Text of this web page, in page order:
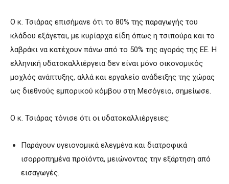
Ο κ. Τσιάρας επισήμανε ότι το 80% της παραγωγής του
κλάδου εξάγεται, με κυρίαρχα είδη όπως η τσιπούρα και το
λαβράκι να κατέχουν πάνω από το 50% της αγοράς της ΕΕ. Η
ελληνική υδατοκαλλιέργεια δεν είναι μόνο οικονομικός
μοχλός ανάπτυξης, αλλά και εργαλείο ανάδειξης της χώρας
ως διεθνούς εμπορικού κόμβου στη Μεσόγειο, σημείωσε.
Ο κ. Τσιάρας τόνισε ότι οι υδατοκαλλιέργειες:
Παράγουν υγειονομικά ελεγμένα και διατροφικά
ισορροπημένα προϊόντα, μειώνοντας την εξάρτηση από
εισαγωγές.